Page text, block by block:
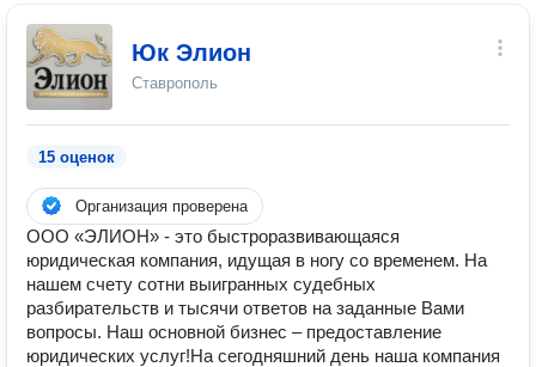
Юк Элион
Ставрополь
15 оценок
Организация проверена
ООО «ЭЛИОН» - это быстроразвивающаяся
юридическая компания, идущая в ногу со временем. На
нашем счету сотни выигранных судебных
разбирательств и тысячи ответов на заданные Вами
вопросы. Наш основной бизнес – предоставление
юридических услуг!На сегодняшний день наша компания